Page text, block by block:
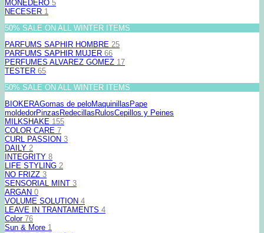
MONEDERO 5
NECESER 1
50% SALE ON ALL WINTER ITEMS
PARFUMS SAPHIR HOMBRE 25
PARFUMS SAPHIR MUJER 66
PERFUMES ALVAREZ GOMEZ 17
TESTER 65
50% SALE ON ALL WINTER ITEMS
BIOKERAGomas de peloMaquinillas Pape
moldedorPinzas Redecillas RulosCepillos y Peines
MILKSHAKE 155
COLOR CARE 7
CURL PASSION 3
DAILY 2
INTEGRITY 8
LIFE STYLING 2
NO FRIZZ 3
SENSORIAL MINT 3
ARGAN 0
VOLUME SOLUTION 4
LEAVE IN TRANTAMENTS 4
Color 76
Sun & More 1